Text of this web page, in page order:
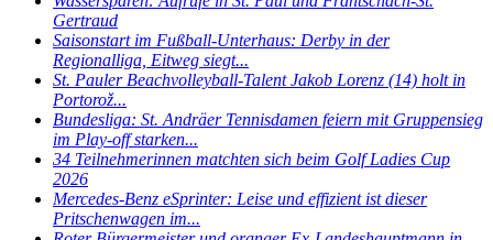
Gertraud
Saisonstart im Fußball-Unterhaus: Derby in der
Regionalliga, Eitweg siegt...
St. Pauler Beachvolleyball-Talent Jakob Lorenz (14) holt in
Portorož...
Bundesliga: St. Andräer Tennisdamen feiern mit Gruppensieg
im Play-off starken...
34 Teilnehmerinnen matchten sich beim Golf Ladies Cup
2026
Mercedes-Benz eSprinter: Leise und effizient ist dieser
Pritschenwagen im...